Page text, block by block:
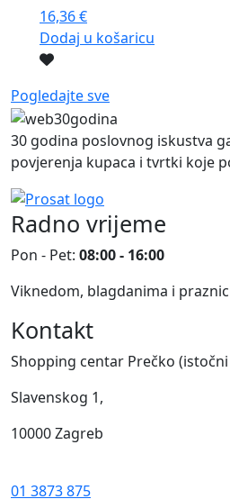
Shopping centar Prečko (istočni
Slavenskog 1,
01 3873 875
01 3873 639
e-mail:prodaja@prosat.hr
Sve navedene cijene su sa
Prosat d.o.o.pokušava biti što
proizvoda, ali zbog tehničkih
garantirati potpunu točnost
dostupnosti proizvoda.